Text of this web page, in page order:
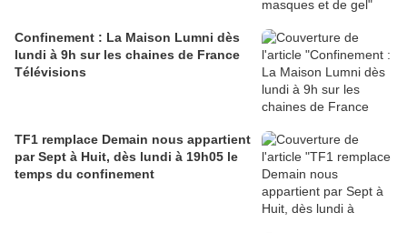
Confinement : La Maison Lumni dès
lundi à 9h sur les chaines de France
Télévisions
TF1 remplace Demain nous appartient
par Sept à Huit, dès lundi à 19h05 le
temps du confinement